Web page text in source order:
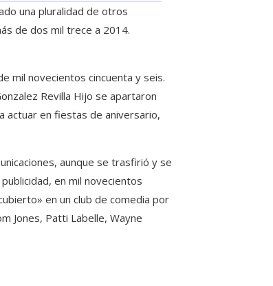
una pluralidad de otros
de dos mil trece a 2014.
mil novecientos cincuenta y seis.
Revilla Hijo se apartaron
actuar en fiestas de aniversario,
aunque se trasfirió y se
en mil novecientos
en un club de comedia por
Jones, Patti Labelle, Wayne